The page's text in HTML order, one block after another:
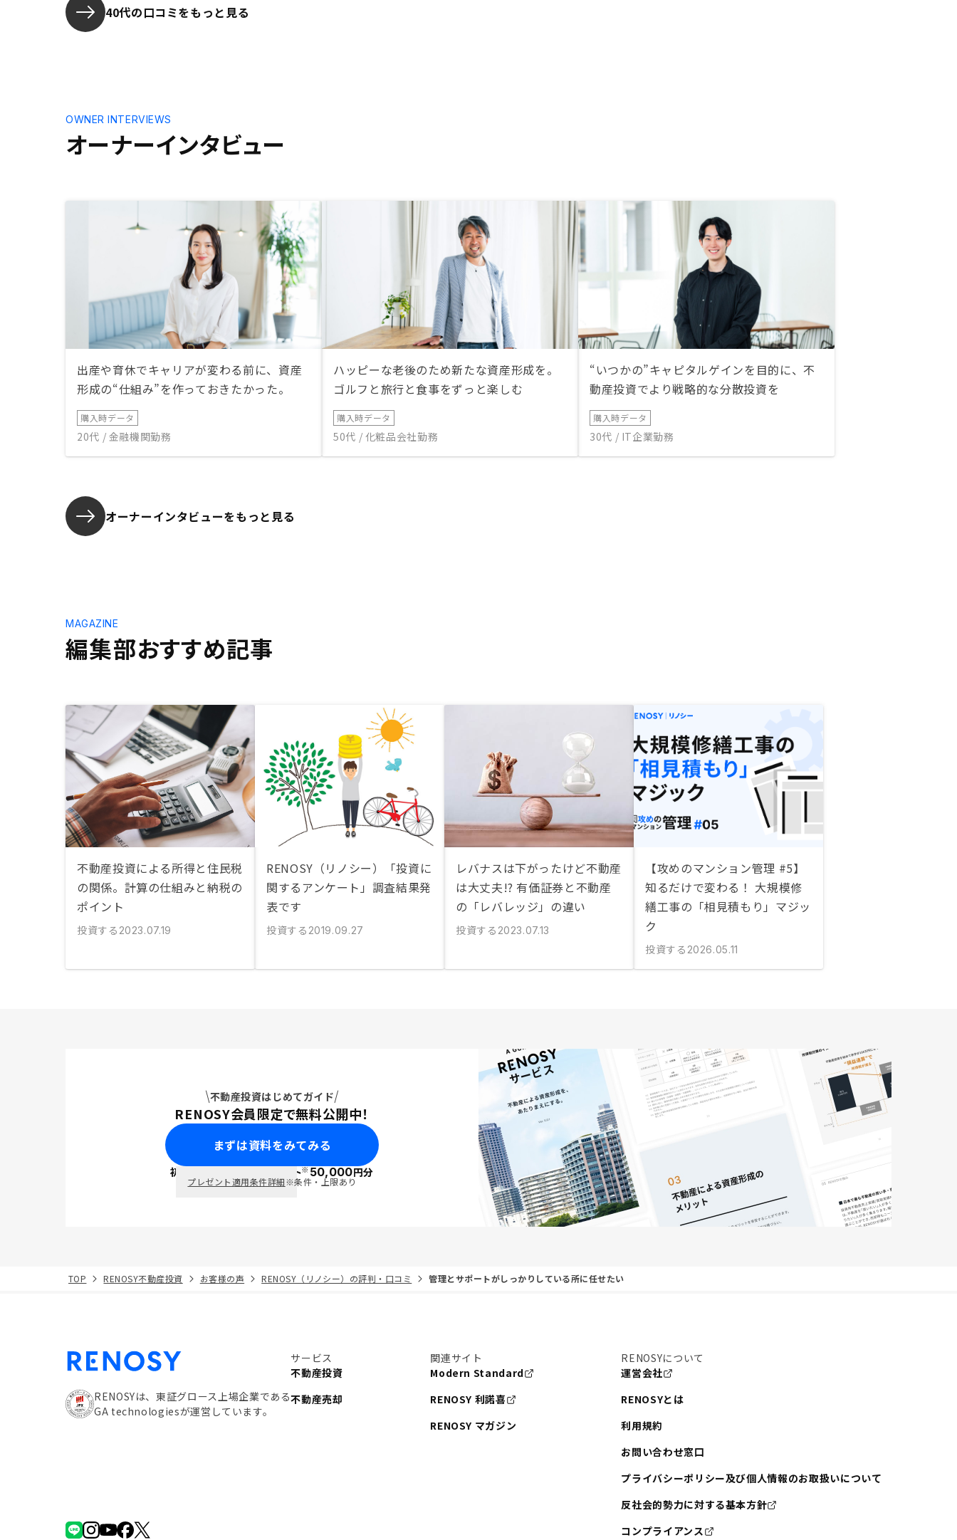
40代の口コミをもっと見る
オーナーインタビュー
OWNER INTERVIEWS
出産や育休でキャリアが変わる前に、資産
形成の“仕組み”を作っておきたかった。
購入時データ
20代 / 金融機関勤務
ハッピーな老後のため新たな資産形成を。
ゴルフと旅行と食事をずっと楽しむ
購入時データ
50代 / 化粧品会社勤務
“いつかの”キャピタルゲインを目的に、不
動産投資でより戦略的な分散投資を
購入時データ
30代 / IT企業勤務
オーナーインタビューをもっと見る
編集部おすすめ記事
MAGAZINE
不動産投資による所得と住民税
の関係。計算の仕組みと納税の
ポイント
投資する 2023.07.19
RENOSY（リノシー）「投資に
関するアンケート」調査結果発
表です
投資する 2019.09.27
レバナスは下がったけど不動産
は大丈夫!? 有価証券と不動産
の「レバレッジ」の違い
投資する 2023.07.13
【攻めのマンション管理 #5】
知るだけで変わる！ 大規模修
繕工事の「相見積もり」マジッ
ク
投資する 2026.05.11
不動産投資はじめてガイド
RENOSY会員限定で無料公開中！
まずは資料をみてみる
初回面談で ポイント※50,000円分
プレゼント適用条件詳細※条件・上限あり
TOP RENOSY不動産投資 お客様の声 RENOSY（リノシー）の評判・口コミ 管理とサポートがしっかりしている所に任せたい
RENOSYは、東証グロース上場企業である
GA technologiesが運営しています。
サービス
不動産投資
不動産売却
関連サイト
Modern Standard
RENOSY 利諾喜
RENOSY マガジン
RENOSYについて
運営会社
RENOSYとは
利用規約
お問い合わせ窓口
プライバシーポリシー及び個人情報のお取扱いについて
反社会的勢力に対する基本方針
コンプライアンス